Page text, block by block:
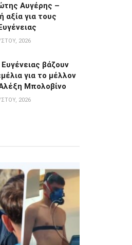
Αυγέρης –
αξία για τους
2026
Ευγένειας βάζουν
για το μέλλον
Μπολοβίνο
2026